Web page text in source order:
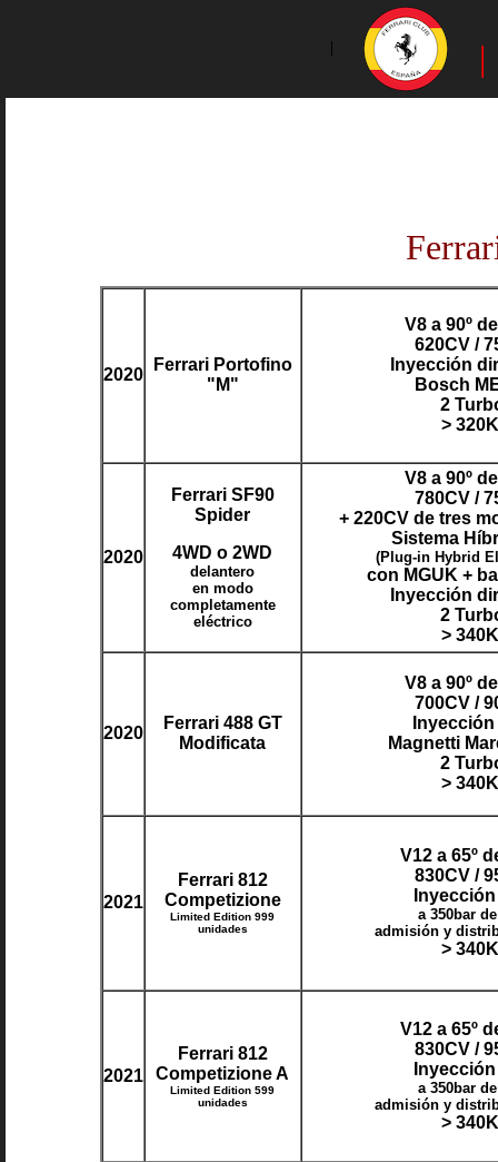
|
2020
Ferrari Portofino
"M"
V8 a 90º
620CV /
Inyección
Bosch
2
>
2020
Ferrari SF90
Spider
4WD o 2WD
delantero
en modo
completamente
eléctrico
V8 a 90º
780CV /
+ 220CV de tres
Sistema
(Plug-in Hybrid
con MGUK +
Inyección
2
>
2020
Ferrari 488 GT
Modificata
V8 a 90º
700CV /
Magnetti
2
>
2021
Ferrari 812
Competizione
Limited Edition 999
unidades
V12 a 65º
830CV /
a 350bar
admisión y
>
2021
Ferrari 812
Competizione A
Limited Edition 599
unidades
V12 a 65º
830CV /
a 350bar
admisión y
>